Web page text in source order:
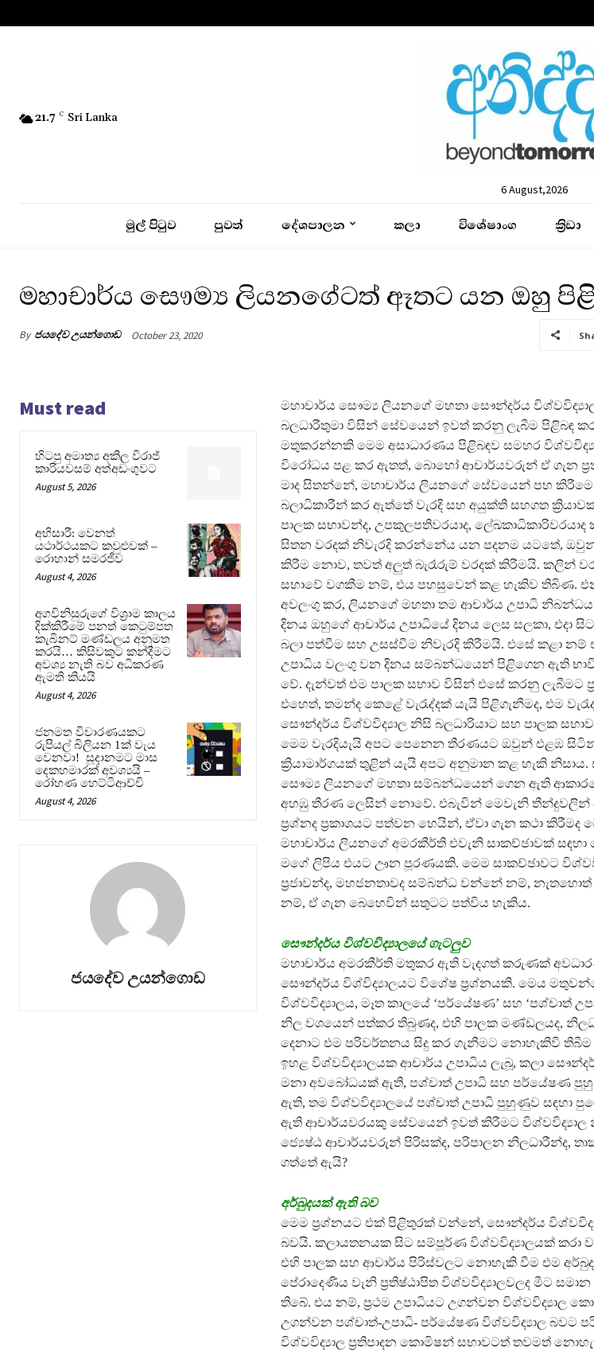
21.7 C Sri Lanka
6 August,2026
මුල් පිටුව පුවත් දේශපාලන කලා විශේෂාංග ක්‍රිඩා
මහාචාර්ය සෞම්‍ය ලියනගේටත් ඈතට යන ඔහු
By ජයදේව උයන්ගොඩ October 23, 2020
Must read
හිටපු අමාත්‍ය අකිල විරාජ්
කාරියවසම් අත්අඩංගුවට
August 5, 2026
අභිසාරී: වෙනත්
යථාර්ථයකට කවුළුවක් –
රොහාන් සමරජීව
August 4, 2026
අගවිනිසුරුගේ විශ්‍රාම කාලය
දික්කිරීමේ පනත් කෙටුම්පත
කැබිනට් මණ්ඩලය අනුමත
කරයි… කිසිවකුට කන්දීමට
අවශ්‍ය නැති බව අධිකරණ
ඇමති කියයි
August 4, 2026
ජනමත විචාරණයකට
රුපියල් බිලියන 1ක් වැය
වෙනවා! සූදානමට මාස
දෙකහමාරක් අවශ්‍යයි –
රෝහණ හෙට්ටිආච්චි
August 4, 2026
ජයදේව උයන්ගොඩ
මහාචාර්ය සෞම්‍ය ලියනගේ මහතා සෞන්දර්ය
බලධාරීතුමා විසින් සේවයෙන් ඉවත් කරනු ලැබීම පිළිබඳ
මතුකරන්නකි මෙම අසාධාරණය පිළිබඳව සමහර
විරෝධය පළ කර ඇතත්, බොහෝ ආචාර්යවරුන් ඒ ගැන
මාද සිතන්නේ, මහාචාර්ය ලියනගේ සේවයෙන් පහ
බලාධිකාරීන් කර ඇත්තේ වැරදි සහ අයුක්ති සහගත
පාලක සභාවන්ද, උපකුලපතිවරයාද,
සිතන වරදක් නිවැරදි කරන්නේය යන පදනම යටතේ,
කිරීම නොව, තවත් අලුත් බැරෑරුම් වරදක් කිරීමයි. කලින්
සභාවේ වගකීම නම්, එය පහසුවෙන් කළ හැකිව තිබිණ.
අවලංගු කර, ලියනගේ මහතා තම ආචාර්ය උපාධි නිබන්ධය
දිනය ඔහුගේ ආචාර්ය උපාධියේ දිනය ලෙස සලකා, එදා
බලා පත්වීම සහ උසස්වීම නිවැරදි කිරීමයි. එසේ කළා නම්
උපාධිය වලංගු වන දිනය සම්බන්ධයෙන් පිළිගෙන ඇති
වේ. දැන්වත් එම පාලක සභාව විසින් එසේ කරනු ලැබීමට
එහෙත්, තමන්ද කෙළේ වැරැද්දක් යැයි පිළිගැනීමද, එම
සෞන්දර්ය විශ්වවිද්‍යාල නිසි බලධාරියාට සහ පාලක
මෙම වැරදියැයි අපට පෙනෙන තීරණයට ඔවුන් එළඹ
ක්‍රියාමාර්ගයක් තුළින් යැයි අපට අනුමාන කළ හැකි
සෞම්‍ය ලියනගේ මහතා සම්බන්ධයෙන් ගෙන ඇති
අහඹු තීරණ ලෙසින් නොවේ. එබැවින් මෙවැනි තීන්දුවලින්
ප්‍රශ්නද ප්‍රකාශයට පත්වන හෙයින්, ඒවා ගැන කථා කිරීමද
මහාචාර්ය ලියනගේ අමරකීර්ති එවැනි සාකච්ඡාවක් සඳහා
මගේ ලිපිය එයට ඌන පූරණයකි. මෙම සාකච්ඡාවට
ප්‍රජාවන්ද, මහජනතාවද සම්බන්ධ වන්නේ නම්,
නම්, ඒ ගැන බෙහෙවින් සතුටට පත්විය හැකිය.
සෞන්දර්ය විශ්වවිද්‍යාලයේ ගැටලුව
මහාචාර්ය අමරකීර්ති මතුකර ඇති වැදගත් කරුණක්
සෞන්දර්ය විශ්විද්‍යාලයට විශේෂ ප්‍රශ්නයකි. මෙය
විශ්වවිද්‍යාලය, මෑත කාලයේ ‘පර්යේෂණ’ සහ ‘පශ්චාත්
නිල වශයෙන් පත්කර තිබුණද, එහි පාලක මණ්ඩලයද,
දෙනාට එම පරිවර්තනය සිදු කර ගැනීමට නොහැකිවී
ඉහළ විශ්වවිද්‍යාලයක ආචාර්ය උපාධිය ලැබූ, කලා
මනා අවබෝධයක් ඇති, පශ්චාත් උපාධි සහ පර්යේෂණ
ඇති, තම විශ්වවිද්‍යාලයේ පශ්චාත් උපාධි පුහුණුව සඳහා
ඇති ආචාර්යවරයකු සේවයෙන් ඉවත් කිරීමට විශ්වවිද්‍යාල
ජ්‍යෙෂ්ඨ ආචාර්යවරුන් පිරිසක්ද, පරිපාලන නිලධාරීන්ද,
ගත්තේ ඇයි?
අර්බුදයක් ඇති බව
මෙම ප්‍රශ්නයට එක් පිළිතුරක් වන්නේ, සෞන්දර්ය
බවයි. කලායතනයක සිට සම්පූර්ණ විශ්වවිද්‍යාලයක් කරා
එහි පාලක සහ ආචාර්ය පිරිස්වලට නොහැකි වීම එම
පේරාදෙණිය වැනි ප්‍රතිෂ්ඨාපිත විශ්වවිද්‍යාලවලද මීට
තිබේ. එය නම්, ප්‍රථම උපාධියට උගන්වන විශ්වවිද්‍යාල
උගන්වන පශ්චාත්-උපාධි- පර්යේෂණ විශ්වවිද්‍යාල බවට
විශ්වවිද්‍යාල ප්‍රතිපාදන කොමිෂන් සභාවටත් තවමත්